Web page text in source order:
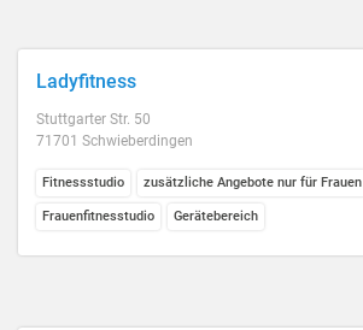
Ladyfitness
Stuttgarter Str. 50
71701 Schwieberdingen
Fitnessstudio zusätzliche Angebote nur für Frauen
Frauenfitnesstudio Gerätebereich